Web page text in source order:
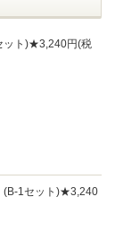
ット)★3,240円(税
(B-1セット)★3,240